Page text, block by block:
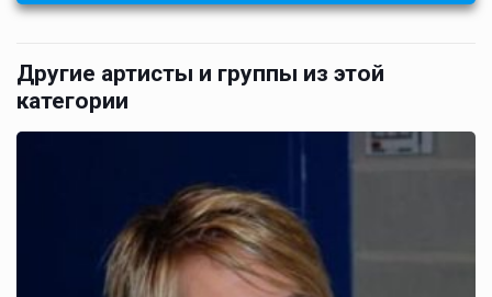
Другие артисты и группы из этой
категории